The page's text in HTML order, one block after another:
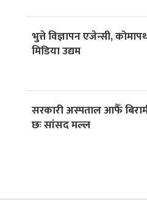
भुत्ते विज्ञापन एजेन्सी,
मिडिया उद्यम
सरकारी अस्पताल आफैँ
छः सांसद मल्ल